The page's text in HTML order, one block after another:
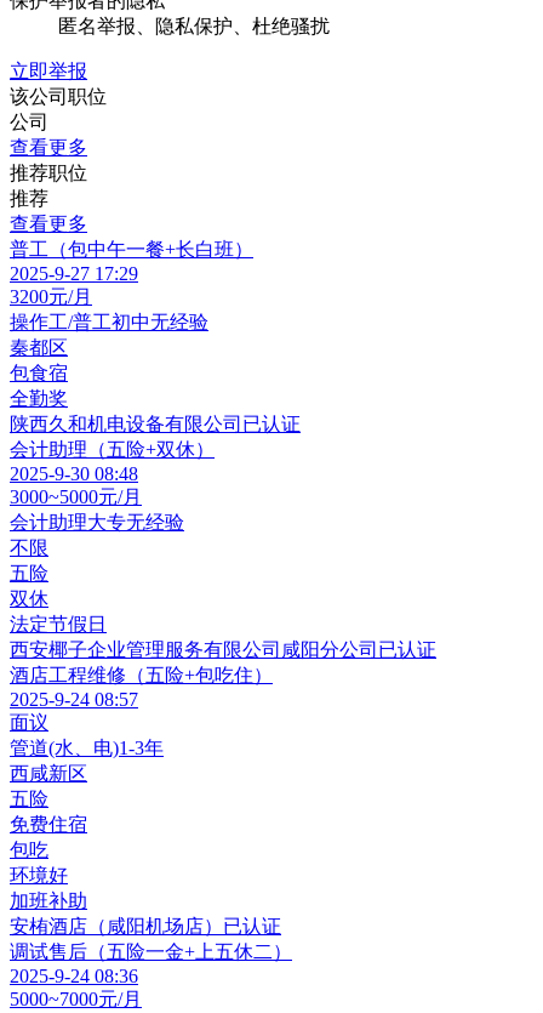
匿名举报、隐私保护、杜绝骚扰
立即举报
该公司职位
公司
查看更多
推荐职位
推荐
查看更多
普工（包中午一餐+长白班）
2025-9-27 17:29
3200元/月
操作工/普工初中无经验
秦都区
包食宿
全勤奖
陕西久和机电设备有限公司 已认证
会计助理（五险+双休）
2025-9-30 08:48
3000~5000元/月
会计助理大专无经验
不限
五险
双休
法定节假日
西安椰子企业管理服务有限公司咸阳分公司 已认证
酒店工程维修（五险+包吃住）
2025-9-24 08:57
面议
管道(水、电)1-3年
西咸新区
五险
免费住宿
包吃
环境好
加班补助
安栯酒店（咸阳机场店） 已认证
调试售后（五险一金+上五休二）
2025-9-24 08:36
5000~7000元/月